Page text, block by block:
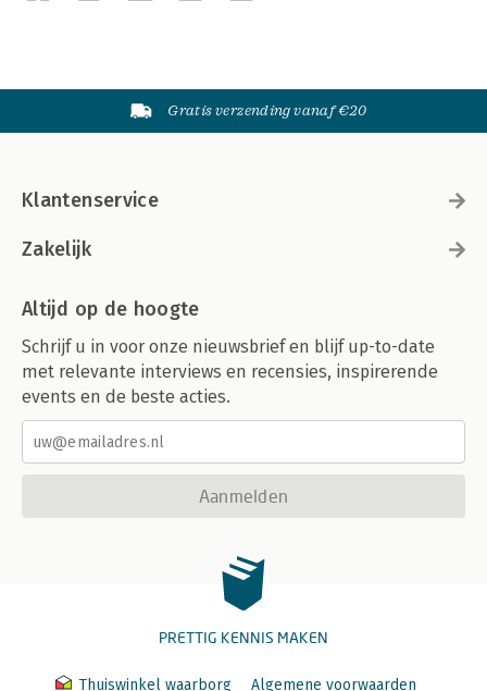
Gratis verzending vanaf €20
Klantenservice
Zakelijk
Altijd op de hoogte
Schrijf u in voor onze nieuwsbrief en blijf up-to-date
met relevante interviews en recensies, inspirerende
events en de beste acties.
Aanmelden
PRETTIG KENNIS MAKEN
Thuiswinkel waarborg Algemene voorwaarden